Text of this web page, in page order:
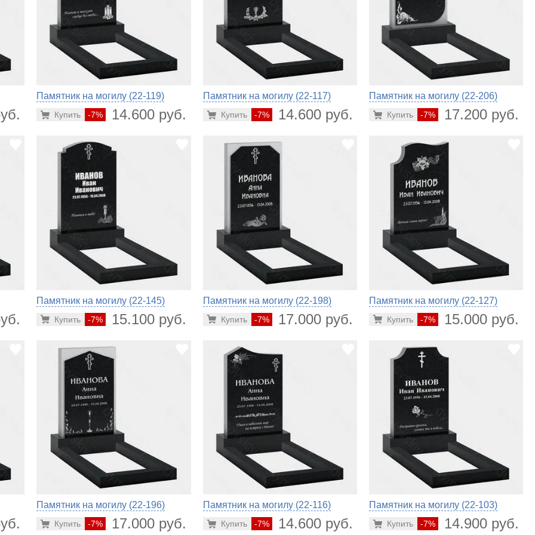
Памятник на могилу (22-119)
-7% 14.600 руб.
Купить
Памятник на могилу (22-117)
-7% 14.600 руб.
Купить
Памятник на могилу (22-206)
-7% 17.200 руб.
Купить
Памятник на могилу (22-145)
-7% 15.100 руб.
Купить
Памятник на могилу (22-198)
-7% 17.000 руб.
Купить
Памятник на могилу (22-127)
-7% 15.000 руб.
Купить
Памятник на могилу (22-196)
-7% 17.000 руб.
Купить
Памятник на могилу (22-116)
-7% 14.600 руб.
Купить
Памятник на могилу (22-103)
-7% 14.900 руб.
Купить